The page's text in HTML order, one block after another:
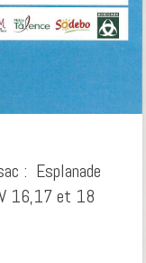
: Esplanade
16,17 et 18